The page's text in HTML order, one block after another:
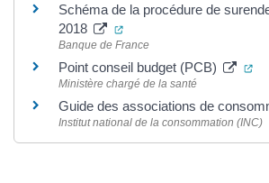
Schéma de la procédure de
2018
(ouverture dans un
Banque de France
Point conseil budget (PCB)
Ministère chargé de la santé
Guide des associations de
Institut national de la consommation (INC)